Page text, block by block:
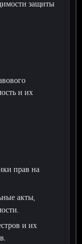
защиты
и их
прав на
акты,
и их